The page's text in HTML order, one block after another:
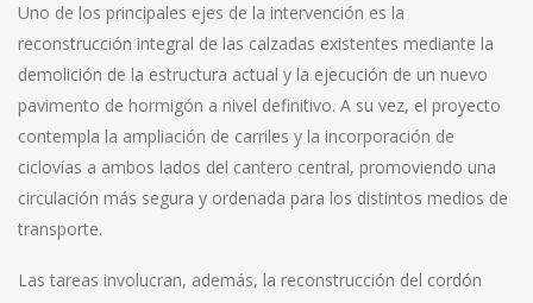
Uno de los principales ejes de la intervención es la
reconstrucción integral de las calzadas existentes mediante la
demolición de la estructura actual y la ejecución de un nuevo
pavimento de hormigón a nivel definitivo. A su vez, el proyecto
contempla la ampliación de carriles y la incorporación de
ciclovías a ambos lados del cantero central, promoviendo una
circulación más segura y ordenada para los distintos medios de
transporte.
Las tareas involucran, además, la reconstrucción del cordón